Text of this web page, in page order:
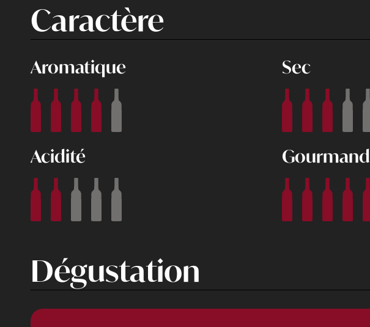
Caractère
Aromatique Sec
Acidité Gourmand
Dégustation